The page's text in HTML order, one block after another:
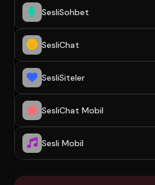
SesliSohbet
SesliChat
SesliSiteler
SesliChat Mobil
Sesli Mobil